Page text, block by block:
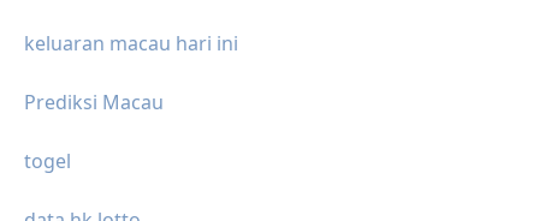
keluaran macau hari ini
Prediksi Macau
togel